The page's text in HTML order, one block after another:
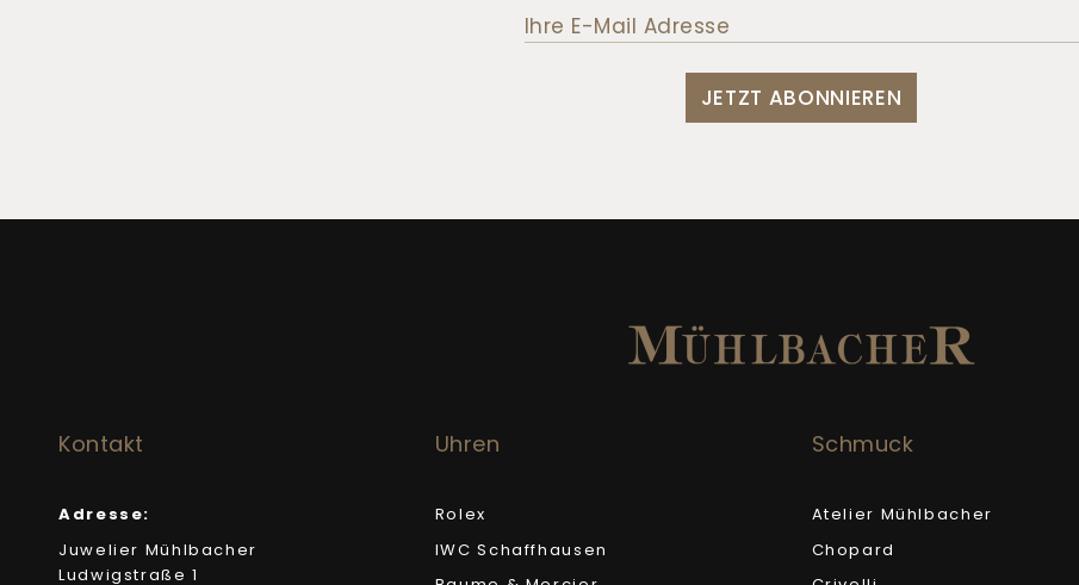
JETZT ABONNIEREN
Kontakt
Adresse:
Juwelier Mühlbacher
Ludwigstraße 1
Uhren
Rolex
IWC Schaffhausen
Schmuck
Atelier Mühlbacher
Chopard